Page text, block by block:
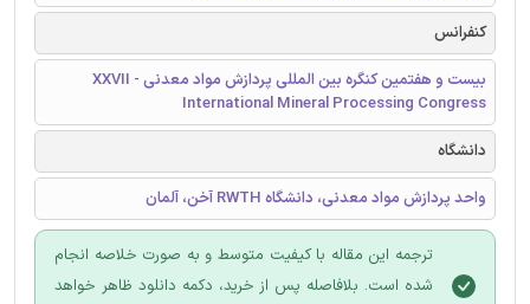
کنفرانس
بیست و هفتمین کنگره بین المللی پردازش مواد معدنی - XXVII
International Mineral Processing Congress
دانشگاه
واحد پردازش مواد معدنی، دانشگاه RWTH آخن، آلمان
ترجمه این مقاله با کیفیت متوسط و به صورت خلاصه انجام
شده است. بلافاصله پس از خرید، دکمه دانلود ظاهر خواهد